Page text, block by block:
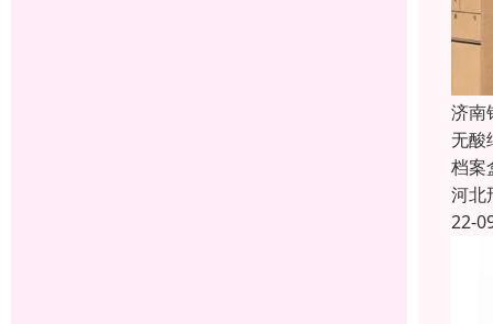
济南
无酸
档案
河北
22-